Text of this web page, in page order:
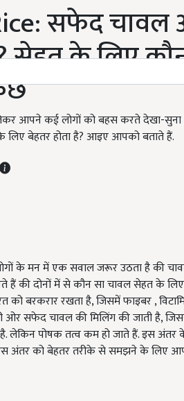
सफेद
सेहत के लिए
आपने कई लोगों को बहस करते देखा-सुना
बेहतर होता है? आइए आपको बताते हैं.
के मन में एक सवाल जरूर उठता है की
हैं की दोनों में से कौन सा चावल सेहत के लिए
को बरकरार रखता है, जिसमें फाइबर ,
ओर सफेद चावल की मिलिंग की जाती है,
है. लेकिन पोषक तत्व कम हो जाते हैं. इस
अंतर को बेहतर तरीके से समझने के लिए